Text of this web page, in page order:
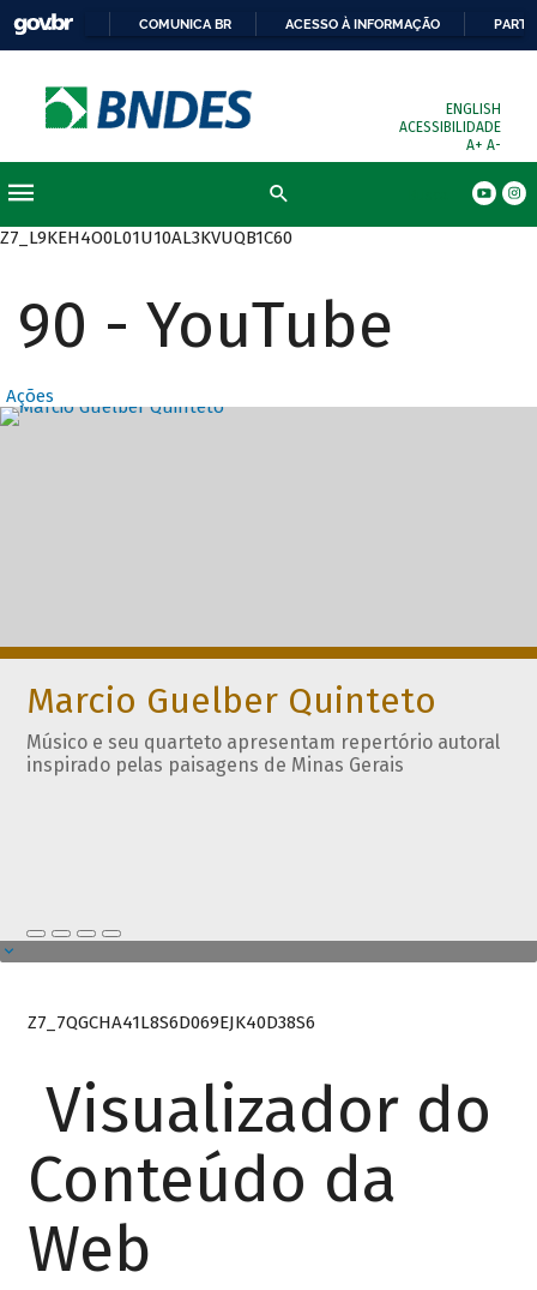
COMUNICA BR ACESSO À INFORMAÇÃO
ENGLISH
ACESSIBILIDADE
A+ A-
Z7_L9KEH4O0L01U10AL3KVUQB1C60
90 - YouTube
Ações
Destaques
Marcio Guelber Quinteto
Músico e seu quarteto apresentam repertório autoral
inspirado pelas paisagens de Minas Gerais
Z7_7QGCHA41L8S6D069EJK40D38S6
Visualizador do
Conteúdo da
Web